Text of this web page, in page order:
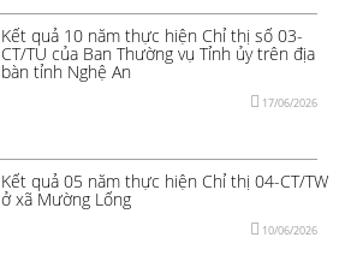
Kết quả 10 năm thực hiện Chỉ thị số 03-
CT/TU của Ban Thường vụ Tỉnh ủy trên địa
bàn tỉnh Nghệ An
17/06/2026
Kết quả 05 năm thực hiện Chỉ thị 04-CT/TW
ở xã Mường Lống
10/06/2026